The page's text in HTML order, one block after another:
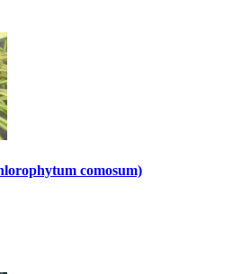
comosum)